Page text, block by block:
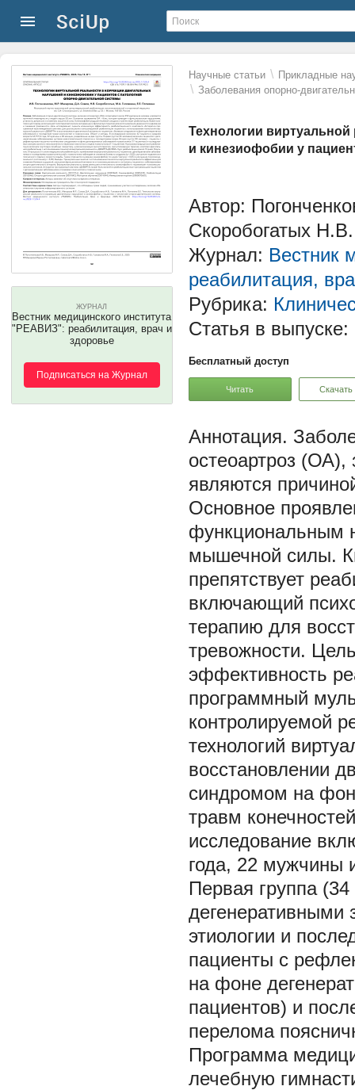
Научные статьи \ Прикладные
\ Заболевания опорно-
Технологии
и кинезиофобии у
ЖУРНАЛ
Вестник медицинского института
"РЕАВИЗ": реабилитация, врач и
здоровье
Подписаться на Журнал
Автор:
Скоробогатых
Журнал: Вестник
реабилитация,
Рубрика:
Статья в выпуске:
Бесплатный доступ
Читать Скачать
остеоартроз (ОА),
являются
Основное
функциональным
мышечной силы.
препятствует
включающий
терапию для
тревожности.
эффективность
программный
контролируемой
технологий
восстановлении
синдромом на
травм
исследование
года, 22 мужчины
Первая группа
дегенеративными
этиологии и
пациенты с
на фоне
пациентов) и
перелома
Программа
лечебную